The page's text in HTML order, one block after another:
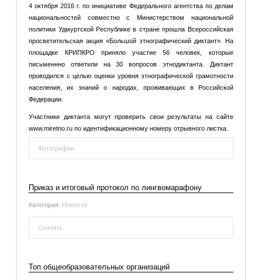
4 октября 2016 г. по инициативе Федерального агентства по делам
национальностей совместно с Министерством национальной
политики Удмуртской Республике в стране прошла Всероссийская
просветительская акция «Большой этнографический диктант». На
площадке КРИПКРО приняло участие 56 человек, которые
письменнно ответили на 30 вопросов этнодиктанта. Диктант
проводился с целью оценки уровня этнографической грамотности
населения, их знаний о народах, проживающих в Российской
Федерации.
Участники диктанта могут проверить свои результаты на сайте
www.miretno.ru по идентификационному номеру отрывного листка.
Фотографии
Приказ и итоговый протокол по лингвомарафону
Категория: Новости
Скачать
лингвомарафону
Топ общеобразовательных организаций